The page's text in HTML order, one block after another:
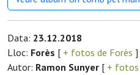
Data: 23.12.2018
Lloc: Forès [ + fotos de Forès ]
Autor: Ramon Sunyer [ + fotos